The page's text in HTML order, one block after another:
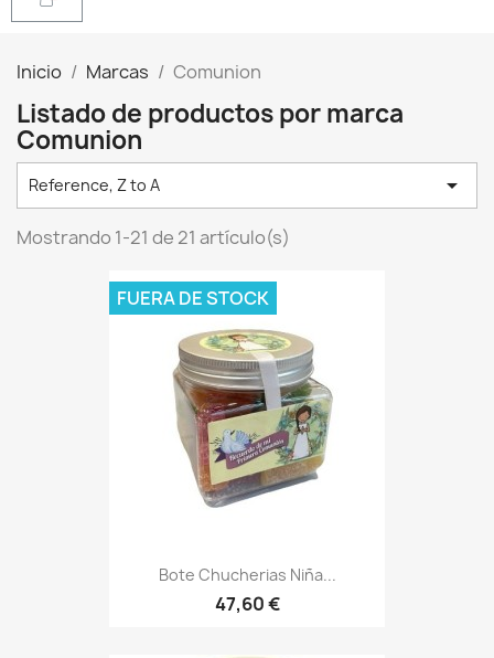
Inicio Marcas Comunion
Listado de productos por marca
Comunion
Reference, Z to A 
Mostrando 1-21 de 21 artículo(s)
Bote Chucherias Niña...
47,60 €
FUERA DE STOCK